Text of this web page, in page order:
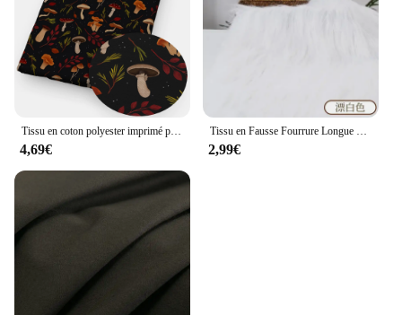
Tissu en coton polyester imprimé patchwork Black Moon, 50x145cm, tissu bricolage, couture, quilting, matériel de lework grossier
4,69€
Tissu en Fausse Fourrure Longue de 25x45cm, pour Travaux Grossiers, Imbibé d'Animaux, Bricolage, Cheveux Beurrés, Peluche, Couture, 9cm
2,99€